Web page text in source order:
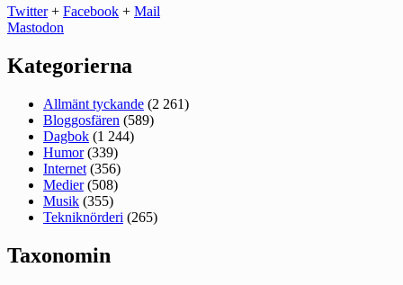
Twitter+ Facebook + Mail
Mastodon
Kategorierna
Allmänt tyckande (2 261)
Bloggosfären (589)
Dagbok (1 244)
Humor(339)
Internet (356)
Medier(508)
Musik (355)
Tekniknörderi (265)
Taxonomin